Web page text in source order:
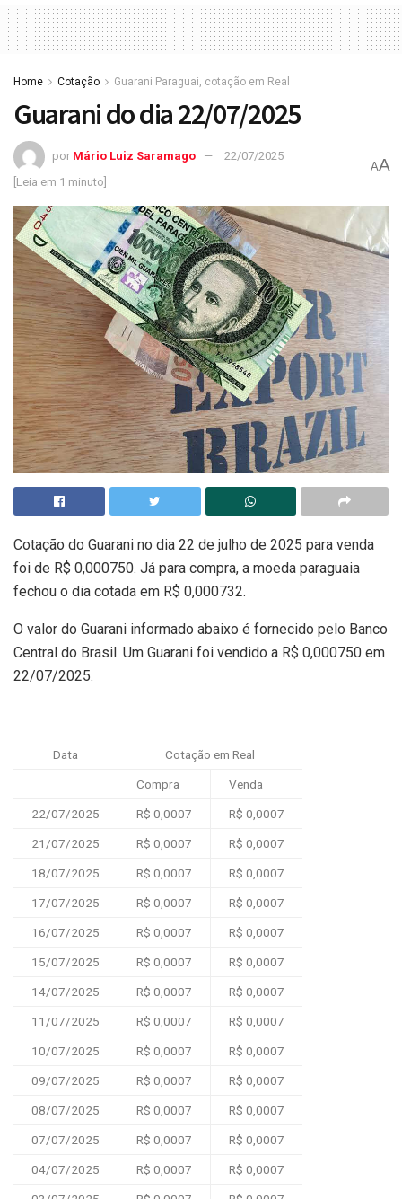
Home Cotação Guarani Paraguai, cotação em Real
Guarani do dia 22/07/2025
por Mário Luiz Saramago
22/07/2025
[Leia em 1 minuto]
AA
Cotação do Guarani no dia 22 de julho de 2025 para venda
foi de R$ 0,000750. Já para compra, a moeda paraguaia
fechou o dia cotada em R$ 0,000732.
O valor do Guarani informado abaixo é fornecido pelo Banco
Central do Brasil. Um Guarani foi vendido a R$ 0,000750 em
22/07/2025.
Data Cotação em Real
Compra Venda
22/07/2025 R$ 0,0007 R$ 0,0007
21/07/2025 R$ 0,0007 R$ 0,0007
18/07/2025 R$ 0,0007 R$ 0,0007
17/07/2025 R$ 0,0007 R$ 0,0007
16/07/2025 R$ 0,0007 R$ 0,0007
15/07/2025 R$ 0,0007 R$ 0,0007
14/07/2025 R$ 0,0007 R$ 0,0007
11/07/2025 R$ 0,0007 R$ 0,0007
10/07/2025 R$ 0,0007 R$ 0,0007
09/07/2025 R$ 0,0007 R$ 0,0007
08/07/2025 R$ 0,0007 R$ 0,0007
07/07/2025 R$ 0,0007 R$ 0,0007
04/07/2025 R$ 0,0007 R$ 0,0007